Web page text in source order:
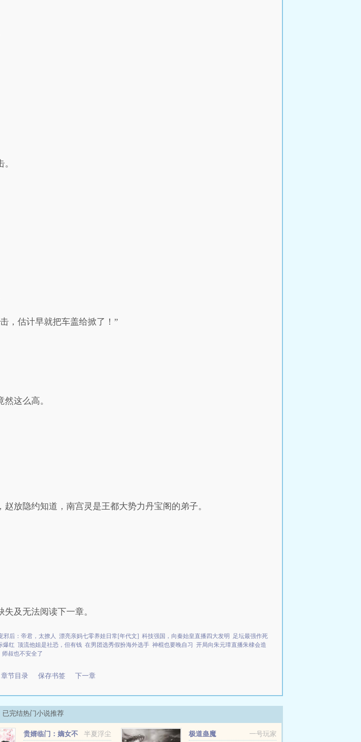
，估计早就把车盖给掀了！”
这么高。
放隐约知道，南宫灵是王都大势力丹宝阁的弟子。
及无法阅读下一章。
邪后：帝君，太撩人 漂亮亲妈七零养娃日常[年代文] 科技强国，向秦始皇直播四大发明
足坛最强作死
爆红 顶流他姐是社恐，但有钱 在男团选秀假扮海外选手 神棍也要晚自习
开局向朱元璋直播朱棣会造
师叔也不安全了
章节目录 保存书签 下一章
已完结热门小说推荐
半夏浮尘
贵婿临门：嫡女不 一号玩家
极道蛊魔